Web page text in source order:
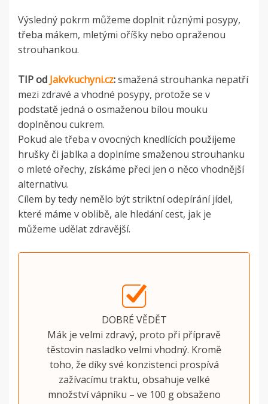
Výsledný pokrm můžeme doplnit různými posypy,
třeba mákem, mletými oříšky nebo opraženou
strouhankou.
TIP od Jakvkuchyni.cz:smažená strouhanka nepatří
mezi zdravé a vhodné posypy, protože se v
podstatě jedná o osmaženou bílou mouku
doplněnou cukrem.
Pokud ale třeba v ovocných knedlících použijeme
hrušky či jablka a doplníme smaženou strouhanku
o mleté ořechy, získáme přeci jen o něco vhodnější
alternativu.
Cílem by tedy nemělo být striktní odepírání jídel,
které máme v oblibě, ale hledání cest, jak je
můžeme udělat zdravější.
DOBRÉ VĚDĚT
Mák je velmi zdravý, proto při přípravě
těstovin nasladko velmi vhodný. Kromě
toho, že díky své konzistenci prospívá
zažívacímu traktu, obsahuje velké
množství vápníku – ve 100 g obsaženo